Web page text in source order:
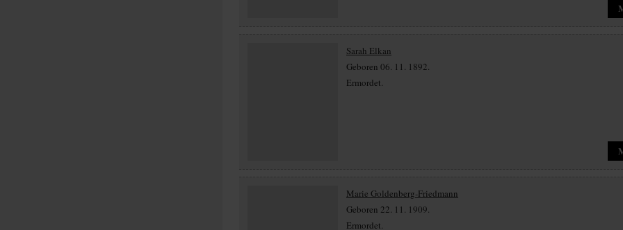
Sarah Elkan
Geboren 06. 11. 1892.
Ermordet.
Marie Goldenberg-Friedmann
Geboren 22. 11. 1909.
Ermordet.